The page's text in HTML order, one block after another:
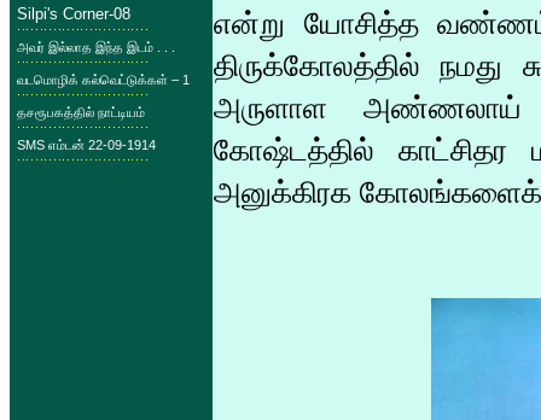
Silpi's Corner-08
அவர் இல்லாத இந்த இடம் . . .
வடமொழிக் கல்வெட்டுக்கள் – 1
தசரூபகத்தில் நாட்டியம்
SMS எம்டன் 22-09-1914
என்று யோசித்த வண்ணம்
திருக்கோலத்தில் நமது
அருளாள அண்ணலாய்
கோஷ்டத்தில் காட்சிதர
அனுக்கிரக கோலங்களைக்